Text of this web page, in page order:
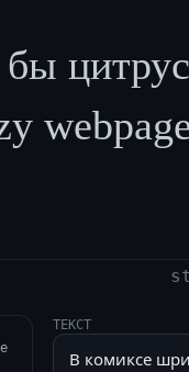
ТЕКСТ